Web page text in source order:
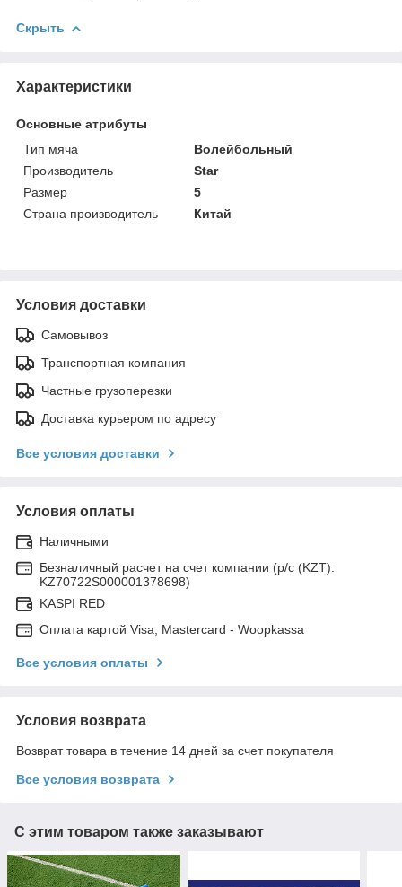
Скрыть
Характеристики
Основные атрибуты
Тип мяча
Волейбольный
Производитель
Star
Размер
5
Страна производитель
Китай
Условия доставки
Самовывоз
Транспортная компания
Частные грузоперезки
Доставка курьером по адресу
Все условия доставки
Условия оплаты
Наличными
Безналичный расчет на счет компании (р/с (KZT):
KZ70722S000001378698)
KASPI RED
Оплата картой Visa, Mastercard - Woopkassa
Все условия оплаты
Условия возврата
Возврат товара в течение 14 дней за счет покупателя
Все условия возврата
С этим товаром также заказывают